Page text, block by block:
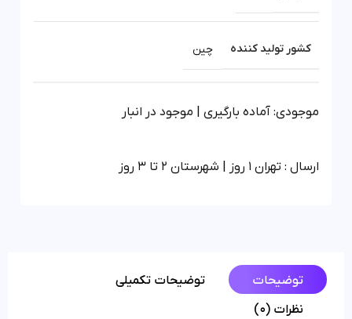
کشور تولید کننده چین
موجودی: آماده بارگیری | موجود در انبار
ارسال : تهران 1 روز | شهرستان 2 تا 3 روز
توضیحات
توضیحات تکمیلی
نظرات (0)